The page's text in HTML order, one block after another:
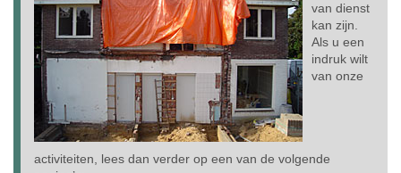
van dienst
kan zijn.
Als u een
indruk wilt
van onze
activiteiten, lees dan verder op een van de volgende